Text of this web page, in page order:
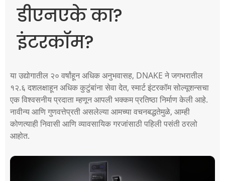
डीएनएके का?
इंटरकॉम?
या उद्योगातील २० वर्षांहून अधिक अनुभवासह, DNAKE ने जगभरातील
१२.६ दशलक्षाहून अधिक कुटुंबांना सेवा देत, स्मार्ट इंटरकॉम सोल्यूशन्सचा
एक विश्वसनीय प्रदाता म्हणून आपली भक्कम प्रतिष्ठा निर्माण केली आहे.
नावीन्य आणि गुणवत्तेप्रती असलेल्या आमच्या वचनबद्धतेमुळे, आम्ही
कोणत्याही निवासी आणि व्यावसायिक गरजांसाठी पहिली पसंती ठरलो
आहोत.